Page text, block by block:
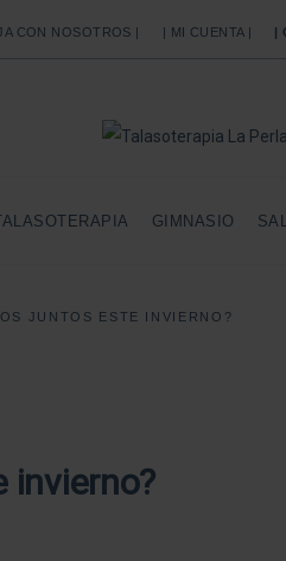
CON NOSOTROS | | MI CUENTA | |
GIMNASIO
JUNTOS ESTE INVIERNO?
invierno?